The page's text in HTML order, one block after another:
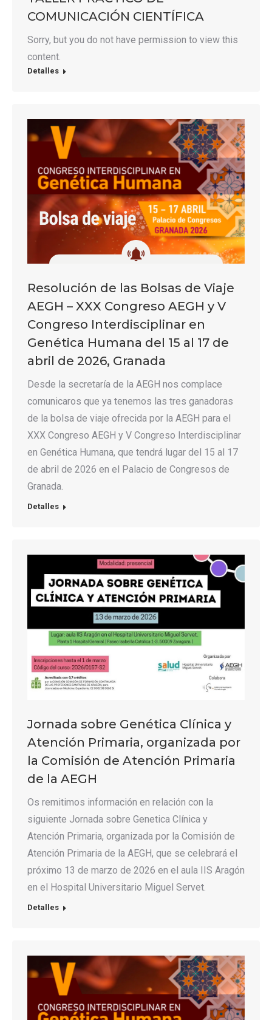
COMUNICACIÓN CIENTÍFICA
Sorry, but you do not have permission to view this
content.
Detalles
Resolución de las Bolsas de Viaje
AEGH – XXX Congreso AEGH y V
Congreso Interdisciplinar en
Genética Humana del 15 al 17 de
abril de 2026, Granada
Desde la secretaría de la AEGH nos complace
comunicaros que ya tenemos las tres ganadoras
de la bolsa de viaje ofrecida por la AEGH para el
XXX Congreso AEGH y V Congreso Interdisciplinar
en Genética Humana, que tendrá lugar del 15 al 17
de abril de 2026 en el Palacio de Congresos de
Granada.
Detalles
Jornada sobre Genética Clínica y
Atención Primaria, organizada por
la Comisión de Atención Primaria
de la AEGH
Os remitimos información en relación con la
siguiente Jornada sobre Genetica Clínica y
Atención Primaria, organizada por la Comisión de
Atención Primaria de la AEGH, que se celebrará el
próximo 13 de marzo de 2026 en el aula IIS Aragón
en el Hospital Universitario Miguel Servet.
Detalles